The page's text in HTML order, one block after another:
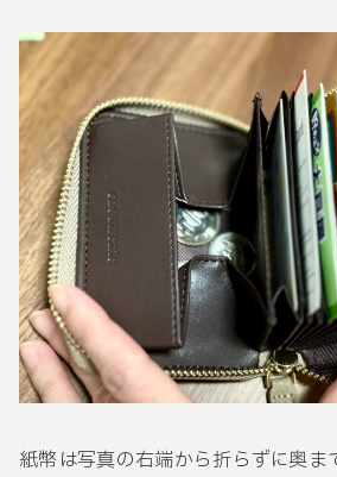
紙幣は写真の右端から折らずに奥ま